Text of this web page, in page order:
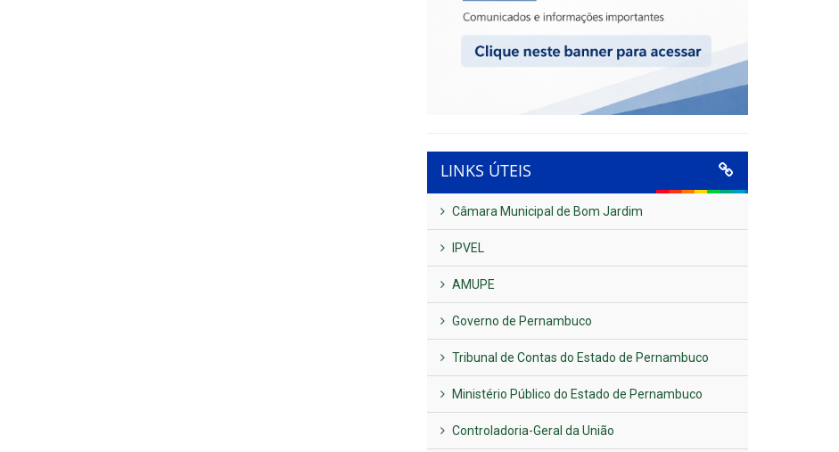
LINKS ÚTEIS
Câmara Municipal de Bom Jardim
IPVEL
AMUPE
Governo de Pernambuco
Tribunal de Contas do Estado de Pernambuco
Ministério Público do Estado de Pernambuco
Controladoria-Geral da União